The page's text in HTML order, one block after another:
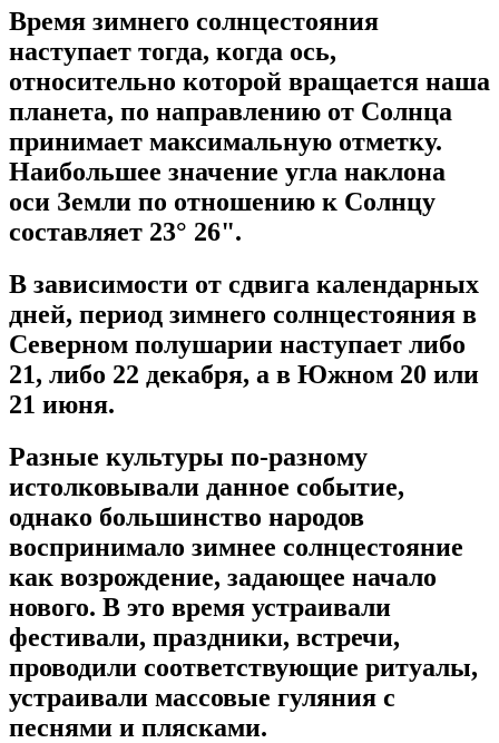
Время зимнего солнцестояния
наступает тогда, когда ось,
относительно которой вращается наша
планета, по направлению от Солнца
принимает максимальную отметку.
Наибольшее значение угла наклона
оси Земли по отношению к Солнцу
составляет 23° 26".
В зависимости от сдвига календарных
дней, период зимнего солнцестояния в
Северном полушарии наступает либо
21, либо 22 декабря, а в Южном 20 или
21 июня.
Разные культуры по-разному
истолковывали данное событие,
однако большинство народов
воспринимало зимнее солнцестояние
как возрождение, задающее начало
нового. В это время устраивали
фестивали, праздники, встречи,
проводили соответствующие ритуалы,
устраивали массовые гуляния с
песнями и плясками.